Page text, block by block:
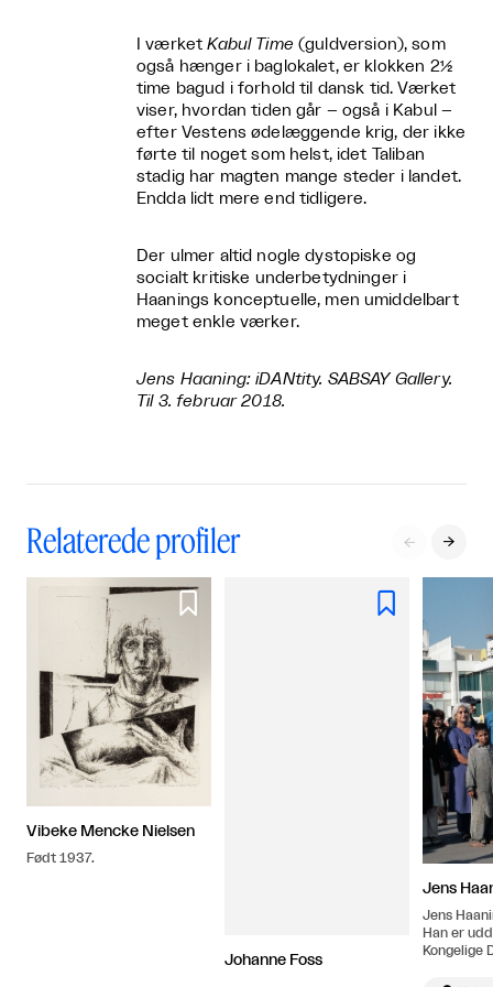
I værket Kabul Time (guldversion), som
også hænger i baglokalet, er klokken 2½
time bagud i forhold til dansk tid. Værket
viser, hvordan tiden går – også i Kabul –
efter Vestens ødelæggende krig, der ikke
førte til noget som helst, idet Taliban
stadig har magten mange steder i landet.
Endda lidt mere end tidligere.
Der ulmer altid nogle dystopiske og
socialt kritiske underbetydninger i
Haanings konceptuelle, men umiddelbart
meget enkle værker.
Jens Haaning: iDANtity. SABSAY Gallery.
Til 3. februar 2018.
Relaterede profiler  

Vibeke Mencke Nielsen
Født 1937.

Johanne Foss
Jens
Jens
Han er
Kongelige